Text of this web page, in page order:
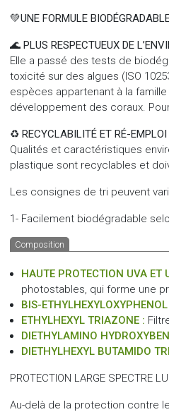
💚UNE FORMULE
🌊 PLUS RESPECTUEUX DE
Elle a passé des tests de
toxicité sur des algues (ISO
espèces appartenant à la
développement des coraux.
♻️ RECYCLABILITÉ ET RÉ-EMPLOI
Qualités et caractéristiques
plastique sont recyclables et
Les consignes de tri peuvent
1- Facilement biodégradable
Composition
HAUTE PROTECTION UVA ET
photostables, qui forme une
BIS-
ETHYLHEXYL TRIAZONE :
DIETHYLAMINO
DIETHYLHEXYL BUTAMIDO
PROTECTION LARGE SPECTRE
Au-delà de la protection contre